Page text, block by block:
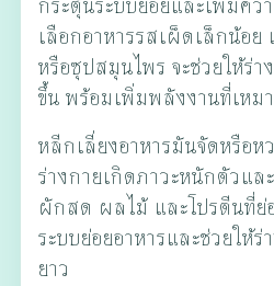
กระตุ้นระบบย่อยและเพิ่มคว
เลือกอาหารรสเผ็ดเล็กน้อย
หรือซุปสมุนไพร จะช่วยให้ร่
ขึ้น พร้อมเพิ่มพลังงานที่เห
หลีกเลี่ยงอาหารมันจัดหรือห
ร่างกายเกิดภาวะหนักตัวแ
ผักสด ผลไม้ และโปรตีนที่ย่
ระบบย่อยอาหารและช่วยให้ร่
ยาว